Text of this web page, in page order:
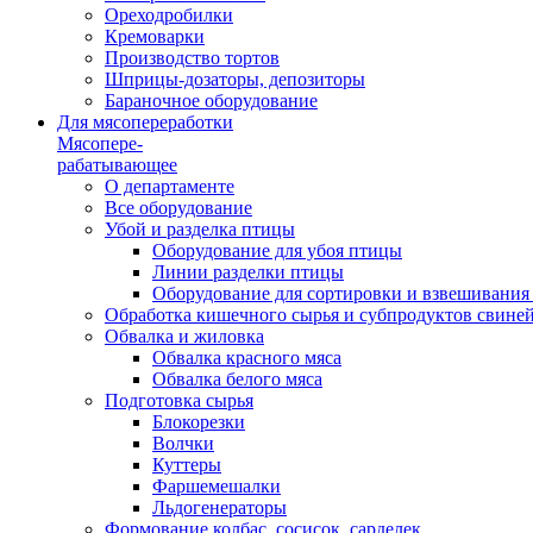
Ореходробилки
Кремоварки
Производство тортов
Шприцы-дозаторы, депозиторы
Бараночное оборудование
Для мясопереработки
Мясопере-
рабатывающее
О департаменте
Все оборудование
Убой и разделка птицы
Оборудование для убоя птицы
Линии разделки птицы
Оборудование для сортировки и
Обработка кишечного сырья и субпродуктов
Обвалка и жиловка
Обвалка красного мяса
Обвалка белого мяса
Подготовка сырья
Блокорезки
Волчки
Куттеры
Фаршемешалки
Льдогенераторы